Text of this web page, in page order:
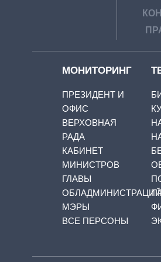
МОНИТОРИНГ
ПРЕЗИДЕНТ И
ОФИС
ВЕРХОВНАЯ
РАДА
КАБИНЕТ
МИНИСТРОВ
ГЛАВЫ
ОБЛАДМИНИСТРАЦИЙ
МЭРЫ
ВСЕ ПЕРСОНЫ